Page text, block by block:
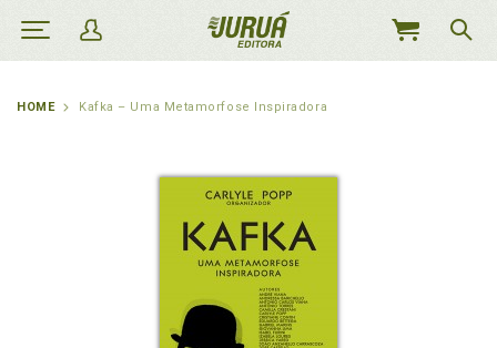
MEU
HOME Kafka – Uma Metamorfose Inspiradora